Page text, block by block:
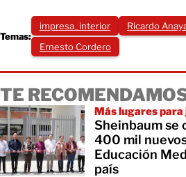
Temas:
impresa_interior Ricardo
Ernesto Cordero
TE
Más lugares para
Sheinbaum se
400 mil
Educación
país